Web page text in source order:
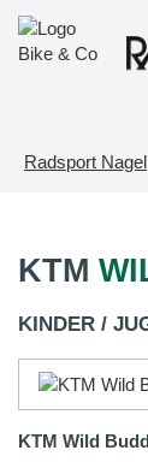
Radsport Nagel
KTM
KINDER /
KTM Wild